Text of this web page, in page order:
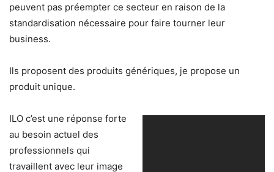
peuvent pas préempter ce secteur en raison de la
standardisation nécessaire pour faire tourner leur
business.
Ils proposent des produits génériques, je propose un
produit unique.
ILO c’est une réponse forte
au besoin actuel des
professionnels qui
travaillent avec leur image